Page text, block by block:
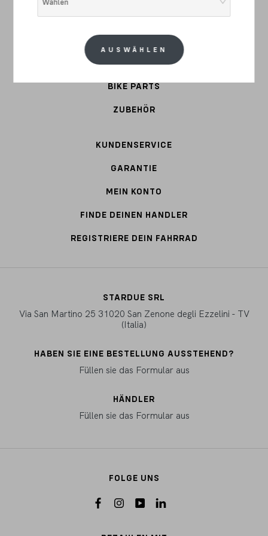
AUSWÄHLEN
BEKLEIDUNG
BIKE PARTS
ZUBEHÖR
KUNDENSERVICE
GARANTIE
MEIN KONTO
FINDE DEINEN HANDLER
REGISTRIERE DEIN FAHRRAD
STARDUE SRL
Via San Martino 25 31020 San Zenone degli Ezzelini - TV
(Italia)
HABEN SIE EINE BESTELLUNG AUSSTEHEND?
Füllen sie das Formular aus
HÄNDLER
Füllen sie das Formular aus
FOLGE UNS